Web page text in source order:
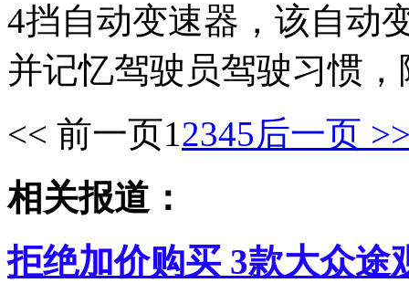
4挡自动变速器，该自动
并记忆驾驶员驾驶习惯
<< 前一页12345后一页
相关报道：
拒绝加价购买 3款大众途